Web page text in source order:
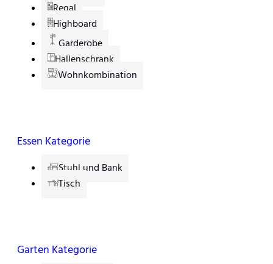
Regal
Highboard
Garderobe
Hallenschrank
Wohnkombination
Essen Kategorie
Stuhl und Bank
Tisch
Garten Kategorie